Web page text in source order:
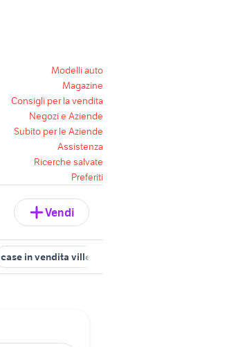
Modelli auto
Magazine
Consigli per la vendita
Negozi e Aziende
Subito per le Aziende
Assistenza
Ricerche salvate
Preferiti
Vendi
case in vendita villetta barrea